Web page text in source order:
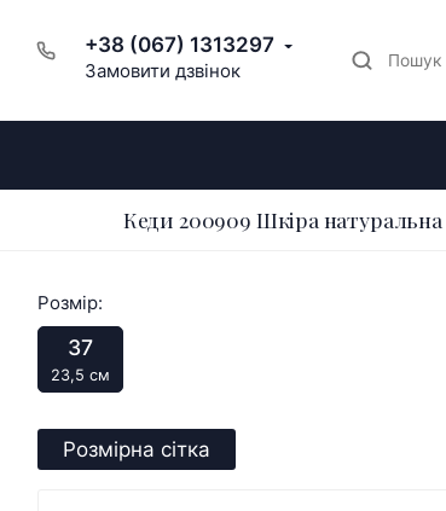
+38 (067) 1313297
Замовити дзвінок Пошук
Кеди 200909 Шкіра натуральна
Розмір:
37
23,5 см
Розмірна сітка